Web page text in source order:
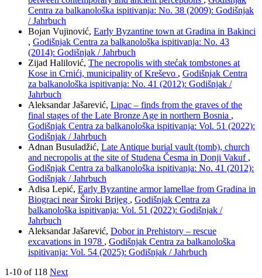
Centra za balkanološka ispitivanja: No. 38 (2009): Godišnjak
/ Jahrbuch
Bojan Vujinović, Early Byzantine town at Gradina in Bakinci
, Godišnjak Centra za balkanološka ispitivanja: No. 43
(2014): Godišnjak / Jahrbuch
Zijad Halilović, The necropolis with stećak tombstones at
Kose in Crnići, municipality of Kreševo , Godišnjak Centra
za balkanološka ispitivanja: No. 41 (2012): Godišnjak /
Jahrbuch
Aleksandar Jašarević, Lipac – finds from the graves of the
final stages of the Late Bronze Age in northern Bosnia ,
Godišnjak Centra za balkanološka ispitivanja: Vol. 51 (2022):
Godišnjak / Jahrbuch
Adnan Busuladžić, Late Antique burial vault (tomb), church
and necropolis at the site of Studena Česma in Donji Vakuf ,
Godišnjak Centra za balkanološka ispitivanja: No. 41 (2012):
Godišnjak / Jahrbuch
Adisa Lepić, Early Byzantine armor lamellae from Gradina in
Biograci near Široki Brijeg , Godišnjak Centra za
balkanološka ispitivanja: Vol. 51 (2022): Godišnjak /
Jahrbuch
Aleksandar Jašarević, Dobor in Prehistory – rescue
excavations in 1978 , Godišnjak Centra za balkanološka
ispitivanja: Vol. 54 (2025): Godišnjak / Jahrbuch
1-10 of 118 Next